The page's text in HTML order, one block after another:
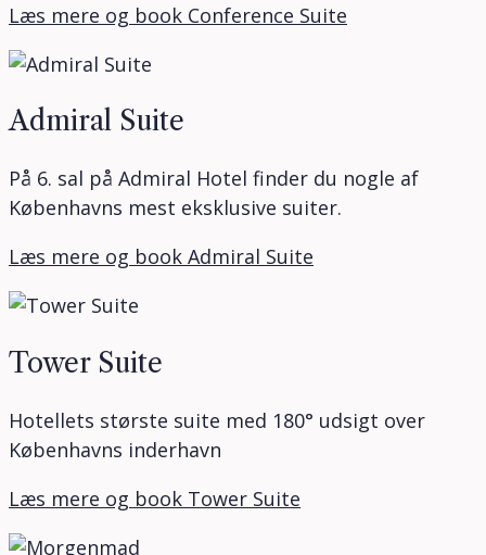
Læs mere og book Conference Suite
Admiral Suite
På 6. sal på Admiral Hotel finder du nogle af
Københavns mest eksklusive suiter.
Læs mere og book Admiral Suite
Tower Suite
Hotellets største suite med 180° udsigt over
Københavns inderhavn
Læs mere og book Tower Suite